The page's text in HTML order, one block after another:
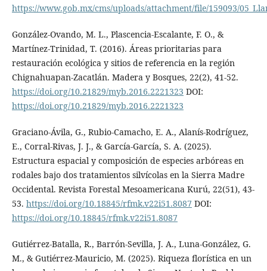
https://www.gob.mx/cms/uploads/attachment/file/159093/
González-Ovando, M. L., Plascencia-Escalante, F. O., &
Martínez-Trinidad, T. (2016). Áreas prioritarias para
restauración ecológica y sitios de referencia en la región
Chignahuapan-Zacatlán. Madera y Bosques, 22(2), 41-52.
https://doi.org/10.21829/myb.2016.2221323 DOI:
https://doi.org/10.21829/myb.2016.2221323
Graciano-Ávila, G., Rubio-Camacho, E. A., Alanís-Rodríguez,
E., Corral-Rivas, J. J., & García-García, S. A. (2025).
Estructura espacial y composición de especies arbóreas en
rodales bajo dos tratamientos silvícolas en la Sierra Madre
Occidental. Revista Forestal Mesoamericana Kurú, 22(51), 43-
53. https://doi.org/10.18845/rfmk.v22i51.8087 DOI:
https://doi.org/10.18845/rfmk.v22i51.8087
Gutiérrez-Batalla, R., Barrón-Sevilla, J. A., Luna-González, G.
M., & Gutiérrez-Mauricio, M. (2025). Riqueza florística en un